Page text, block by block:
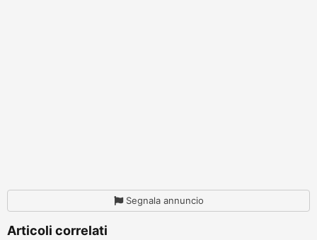
Segnala annuncio
Articoli correlati